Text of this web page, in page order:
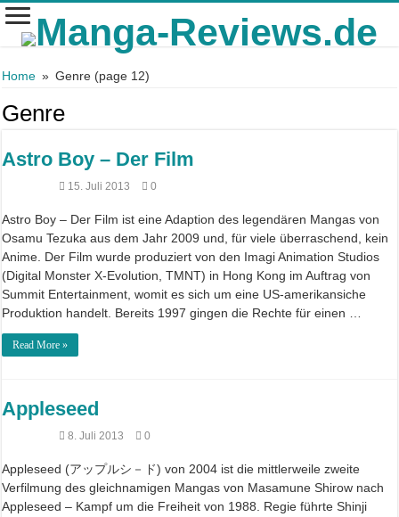
Home » Genre (page 12)
Genre
Astro Boy – Der Film
15. Juli 2013 0
Astro Boy – Der Film ist eine Adaption des legendären Mangas von
Osamu Tezuka aus dem Jahr 2009 und, für viele überraschend, kein
Anime. Der Film wurde produziert von den Imagi Animation Studios
(Digital Monster X-Evolution, TMNT) in Hong Kong im Auftrag von
Summit Entertainment, womit es sich um eine US-amerikansiche
Produktion handelt. Bereits 1997 gingen die Rechte für einen …
Read More »
Appleseed
8. Juli 2013 0
Appleseed (アップルシ－ド) von 2004 ist die mittlerweile zweite
Verfilmung des gleichnamigen Mangas von Masamune Shirow nach
Appleseed – Kampf um die Freiheit von 1988. Regie führte Shinji